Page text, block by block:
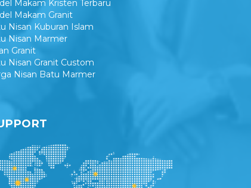
Makam Kristen Terbaru
Makam Granit
Nisan Kuburan Islam
Nisan Marmer
Granit
Nisan Granit Custom
Nisan Batu Marmer